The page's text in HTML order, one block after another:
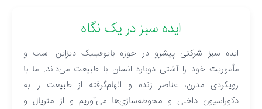
ایده سبز در یک نگاه
ایده سبز شرکتی پیشرو در حوزه بایوفیلیک دیزاین است و
مأموریت خود را آشتی دوباره انسان با طبیعت می‌داند. ما با
رویکردی مدرن، عناصر زنده و الهام‌گرفته از طبیعت را به
دکوراسیون داخلی و محوطه‌سازی‌ها می‌آوریم و از متریال و